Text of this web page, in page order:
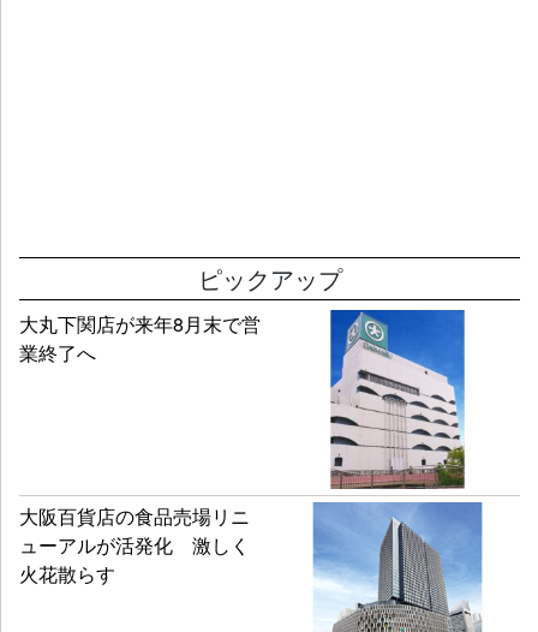
ピックアップ
大丸下関店が来年8月末で営
業終了へ
大阪百貨店の食品売場リニ
ューアルが活発化 激しく
火花散らす